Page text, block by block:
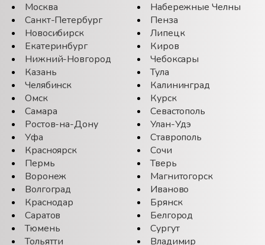
Москва
Санкт-Петербург
Новосибирск
Екатеринбург
Нижний-Новгород
Казань
Челябинск
Омск
Самара
Ростов-на-Дону
Уфа
Красноярск
Пермь
Воронеж
Волгоград
Краснодар
Саратов
Тюмень
Тольятти
Набережные Челны
Пенза
Липецк
Киров
Чебоксары
Тула
Калининград
Курск
Севастополь
Улан-Удэ
Ставрополь
Сочи
Тверь
Магнитогорск
Иваново
Брянск
Белгород
Сургут
Владимир